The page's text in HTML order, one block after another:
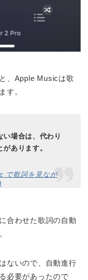
、Apple Musicは歌
す。
い場合は、代わり
あります。
で歌詞を見なが
合わせた歌詞の自動
ないので、自動進行
必要があったので